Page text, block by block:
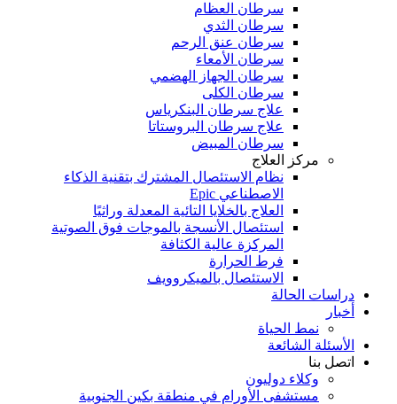
سرطان العظام
سرطان الثدي
سرطان عنق الرحم
سرطان الأمعاء
سرطان الجهاز الهضمي
سرطان الكلى
علاج سرطان البنكرياس
علاج سرطان البروستاتا
سرطان المبيض
مركز العلاج
نظام الاستئصال المشترك بتقنية الذكاء
الاصطناعي Epic
العلاج بالخلايا التائية المعدلة وراثيًا
استئصال الأنسجة بالموجات فوق الصوتية
المركزة عالية الكثافة
فرط الحرارة
الاستئصال بالميكروويف
دراسات الحالة
أخبار
نمط الحياة
الأسئلة الشائعة
اتصل بنا
وكلاء دوليون
مستشفى الأورام في منطقة بكين الجنوبية